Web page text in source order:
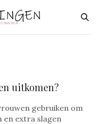
uitkomen?
gebruiken om
en extra slagen